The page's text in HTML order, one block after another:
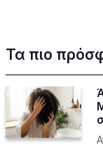
Τα πιο